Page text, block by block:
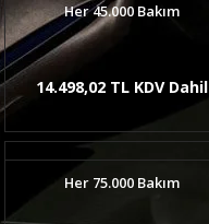
Her 45.000 Bakım
14.498,02 TL KDV Dahil
Her 75.000 Bakım